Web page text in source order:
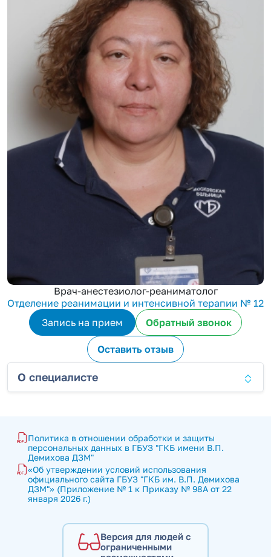
Врач-анестезиолог-реаниматолог
Отделение реанимации и интенсивной терапии № 12
Запись на прием
Обратный звонок
Оставить отзыв
О специалисте
Политика в отношении обработки и защиты
персональных данных в ГБУЗ "ГКБ имени В.П.
Демихова ДЗМ"
«Об утверждении условий использования
официального сайта ГБУЗ "ГКБ им. В.П. Демихова
ДЗМ"» (Приложение № 1 к Приказу № 98А от 22
января 2026 г.)
Версия для людей с
ограниченными